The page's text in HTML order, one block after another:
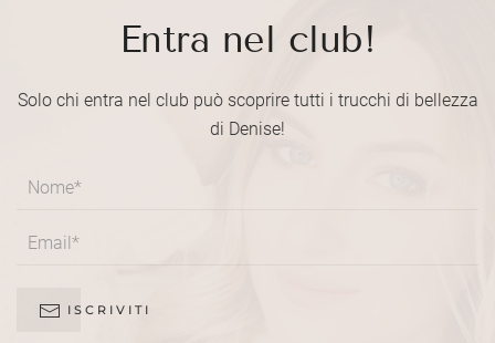
Entra nel club!
Solo chi entra nel club può scoprire tutti i trucchi di bellezza
di Denise!
ISCRIVITI